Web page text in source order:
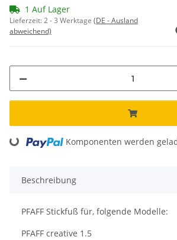
1 Auf Lager
Lieferzeit:2 - 3 Werktage (DE - Ausland
abweichend)
Loading... Komponenten werden
Beschreibung
PFAFF Stickfuß für, folgende Modelle:
PFAFF creative 1.5